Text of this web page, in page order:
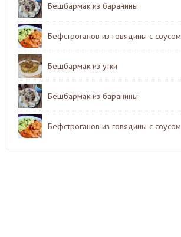
Бешбармак из баранины
Бефстроганов из говядины с соусом
Бешбармак из утки
Бешбармак из баранины
Бефстроганов из говядины с соусом